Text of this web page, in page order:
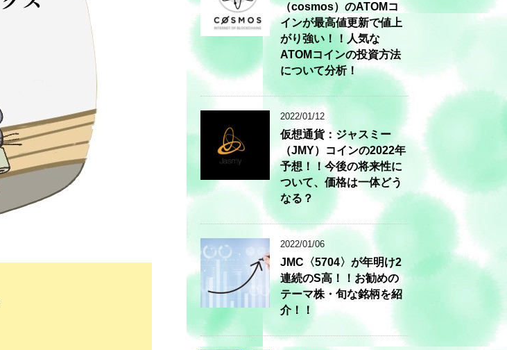
（cosmos）のATOMコ
インが最高値更新で値上
がり強い！！人気な
ATOMコインの投資方法
について分析！
2022/01/12
仮想通貨：ジャスミー
（JMY）コインの2022年
予想！！今後の将来性に
ついて、価格は一体どう
なる？
2022/01/06
JMC〈5704〉が年明け2
連続のS高！！お勧めの
テーマ株・旬な銘柄を紹
介！！